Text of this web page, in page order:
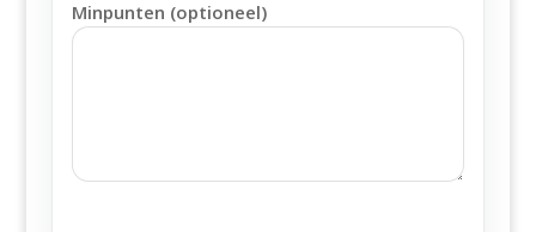
Minpunten (optioneel)